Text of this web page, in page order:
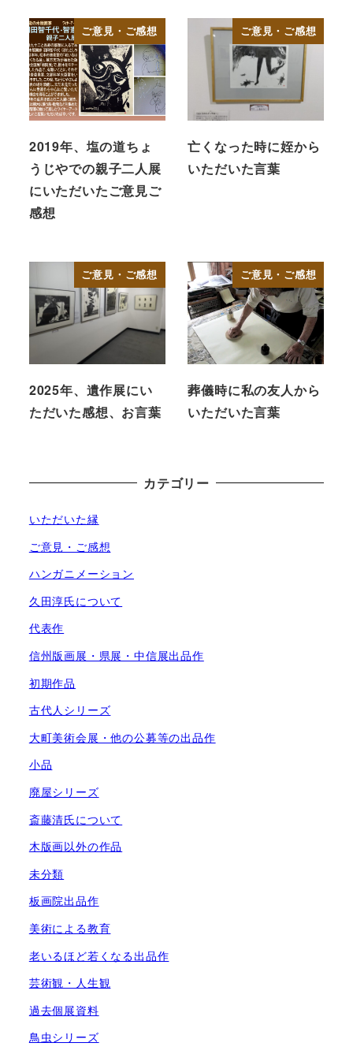
ご意見・ご感想
2019年、塩の道ちょ
うじやでの親子二人展
にいただいたご意見ご
感想
ご意見・ご感想
亡くなった時に姪から
いただいた言葉
ご意見・ご感想
2025年、遺作展にい
ただいた感想、お言葉
ご意見・ご感想
葬儀時に私の友人から
いただいた言葉
カテゴリー
いただいた縁
ご意見・ご感想
ハンガニメーション
久田淳氏について
代表作
信州版画展・県展・中信展出品作
初期作品
古代人シリーズ
大町美術会展・他の公募等の出品作
小品
廃屋シリーズ
斎藤清氏について
木版画以外の作品
未分類
板画院出品作
美術による教育
老いるほど若くなる出品作
芸術観・人生観
過去個展資料
鳥虫シリーズ